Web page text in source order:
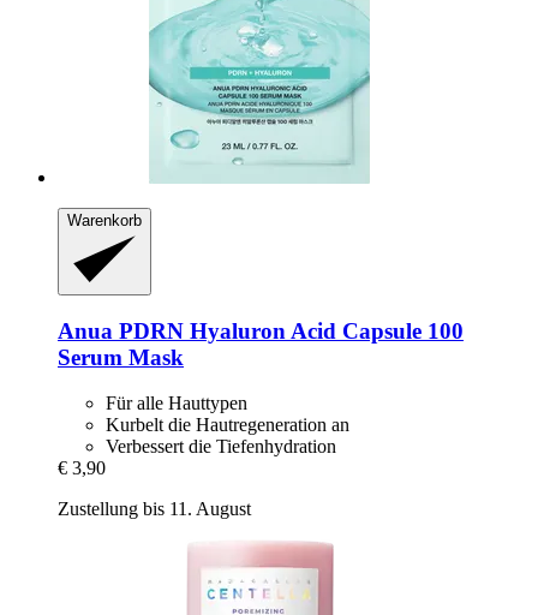
Warenkorb
Anua PDRN Hyaluron Acid Capsule 100
Serum Mask
Für alle Hauttypen
Kurbelt die Hautregeneration an
Verbessert die Tiefenhydration
€ 3,90
Zustellung bis 11. August